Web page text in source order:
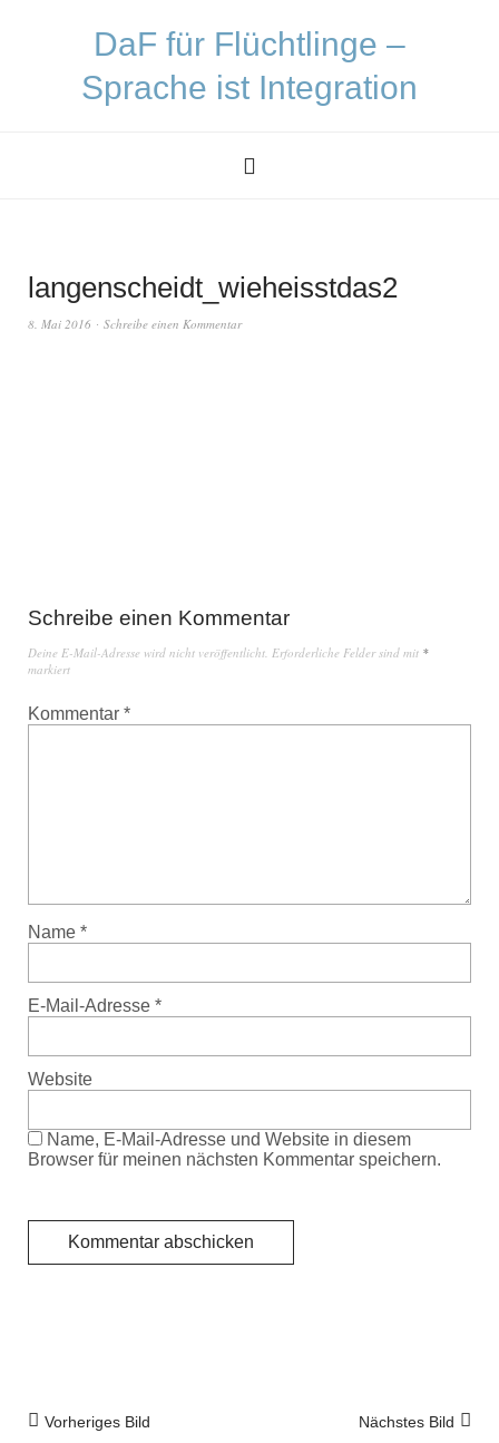
DaF für Flüchtlinge –
Sprache ist Integration
langenscheidt_wieheisstdas2
8. Mai 2016 Schreibe einen Kommentar
Schreibe einen Kommentar
Deine E-Mail-Adresse wird nicht veröffentlicht. Erforderliche Felder sind mit *
markiert
Kommentar *
Name *
E-Mail-Adresse *
Website
Name, E-Mail-Adresse und Website in diesem
Browser für meinen nächsten Kommentar speichern.
Nächstes Bild
Vorheriges Bild